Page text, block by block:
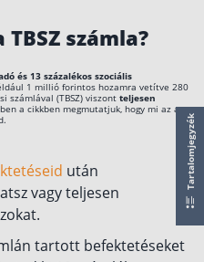
vagy
így használd ki az
kalkulátor
hozamok
költségek
számla?
és 13 százalékos szociális
1 millió forintos hozamra vetítve 280
számlával (TBSZ) viszont teljesen
a cikkben megmutatjuk, hogy mi az a
után
vagy teljesen
tartott befektetéseket
Tartalomjegyzék